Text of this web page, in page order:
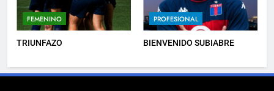
FEMENINO
TRIUNFAZO
PROFESIONAL
BIENVENIDO SUBIABRE
EL ÁRBITRO
PROFESIONAL